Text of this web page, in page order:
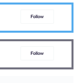
Follow
Follow